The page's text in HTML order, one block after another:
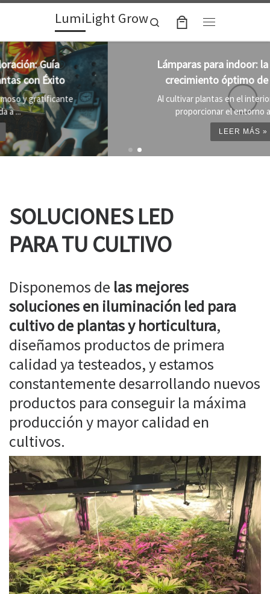
Skip to contentLumiLight Grow
Search
Lámparas para indoor: la clave para un
crecimiento óptimo de tus plantas
Al cultivar plantas en el interior, es importante
proporcionar el entorno adecuado ...
SOLUCIONES LED
PARA TU CULTIVO
Disponemos de las mejores
soluciones en iluminación led para
cultivo de plantas y horticultura,
diseñamos productos de primera
calidad ya testeados, y estamos
constantemente desarrollando nuevos
productos para conseguir la máxima
producción y mayor calidad en
cultivos.